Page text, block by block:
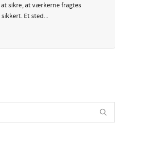
sikre, at værkerne fragtes
Et sted...